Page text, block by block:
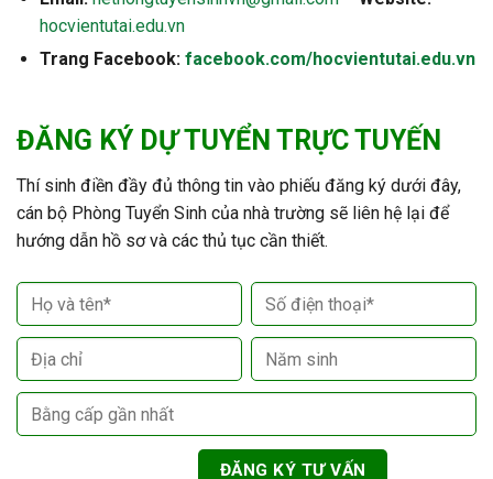
hocvientutai.edu.vn
Trang Facebook: facebook.com/hocvientutai.edu.vn
ĐĂNG KÝ DỰ TUYỂN TRỰC TUYẾN
Thí sinh điền đầy đủ thông tin vào phiếu đăng ký dưới đây,
cán bộ Phòng Tuyển Sinh của nhà trường sẽ liên hệ lại để
hướng dẫn hồ sơ và các thủ tục cần thiết.